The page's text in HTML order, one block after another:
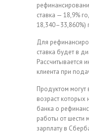
ставка — 18,9%
18,340–33,860%)
Для
ставка будет в
Рассчитывается
клиента при
Продуктом могут
возраст которых
банка о
работы от шести
зарплату в